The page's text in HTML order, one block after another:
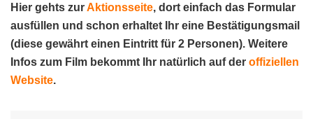
Hier gehts zurAktionsseite, dort einfach das Formular
ausfüllen und schon erhaltet Ihr eine Bestätigungsmail
(diese gewährt einen Eintritt für 2 Personen). Weitere
Infos zum Film bekommt Ihr natürlich auf der offiziellen
Website.